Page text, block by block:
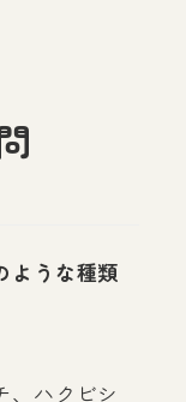
ような種類
、ハクビシ